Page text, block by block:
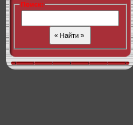
Поиск: